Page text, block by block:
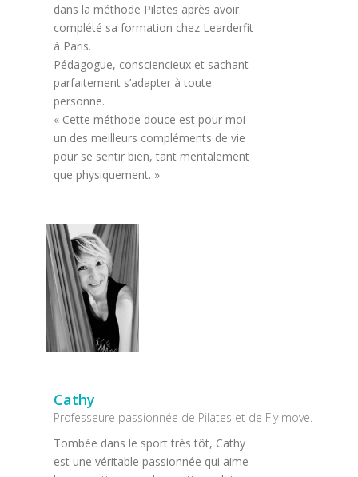
dans la méthode Pilates après avoir
complété sa formation chez Learderfit
à Paris.
Pédagogue, consciencieux et sachant
parfaitement s’adapter à toute
personne.
« Cette méthode douce est pour moi
un des meilleurs compléments de vie
pour se sentir bien, tant mentalement
que physiquement. »
Cathy
Professeure passionnée de Pilates et de Fly move.
Tombée dans le sport très tôt, Cathy
est une véritable passionnée qui aime